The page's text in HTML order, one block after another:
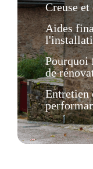
Creuse
Aides
Pourquoi
de
Entretien